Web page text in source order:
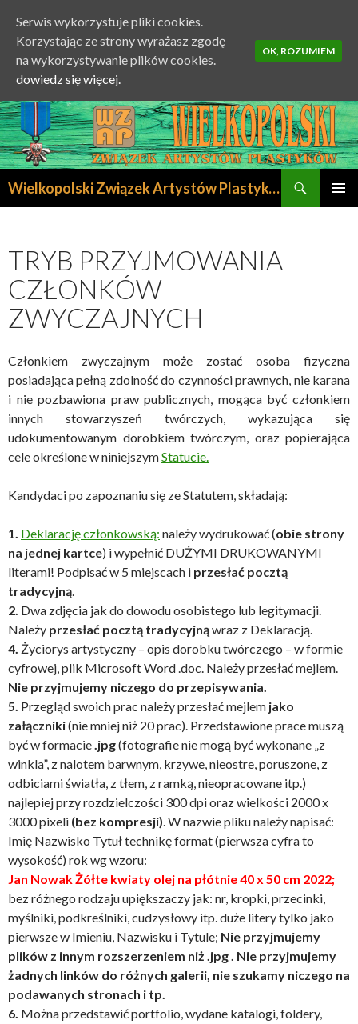
Wielkopolski Związek Artystów Plastyków
TRYB PRZYJMOWANIA
CZŁONKÓW
ZWYCZAJNYCH
Członkiem zwyczajnym może zostać osoba fizyczna
posiadająca pełną zdolność do czynności prawnych, nie karana
i nie pozbawiona praw publicznych, mogąca być członkiem
innych stowarzyszeń twórczych, wykazująca się
udokumentowanym dorobkiem twórczym, oraz popierająca
cele określone w niniejszymStatucie.
Kandydaci po zapoznaniu się ze Statutem, składają:
1. Deklarację członkowską: należy wydrukować (obie strony
na jednej kartce) i wypełnić DUŻYMI DRUKOWANYMI
literami! Podpisać w 5 miejscach i przesłać pocztą
tradycyjną.
2. Dwa zdjęcia jak do dowodu osobistego lub legitymacji.
Należy przesłać pocztą tradycyjnąwraz z Deklaracją.
4. Życiorys artystyczny – opis dorobku twórczego – w formie
cyfrowej, plik Microsoft Word .doc. Należy przesłać mejlem.
Nie przyjmujemy niczego do przepisywania.
5. Przegląd swoich prac należy przesłać mejlem jako
załączniki(nie mniej niż 20 prac). Przedstawione prace muszą
być w formacie.jpg(fotografie nie mogą być wykonane „z
winkla”, z nalotem barwnym, krzywe, nieostre, poruszone, z
odbiciami światła, z tłem, z ramką, nieopracowane itp.)
najlepiej przy rozdzielczości 300 dpi oraz wielkości 2000 x
3000 pixeli (bez kompresji). W nazwie pliku należy napisać:
Imię Nazwisko Tytuł technikę format (pierwsza cyfra to
wysokość) rok wg wzoru:
Jan Nowak Żółte kwiaty olej na płótnie 40 x 50 cm 2022;
bez różnego rodzaju upiększaczy jak: nr, kropki, przecinki,
myślniki, podkreślniki, cudzysłowy itp. duże litery tylko jako
pierwsze w Imieniu, Nazwisku i Tytule; Nie przyjmujemy
plików z innym rozszerzeniem niż .jpg . Nie przyjmujemy
żadnych linków do różnych galerii, nie szukamy niczego na
podawanych stronach i tp.
6. Można przedstawić portfolio, wydane katalogi, foldery,
Serwis wykorzystuje pliki cookies.
Korzystając ze strony wyrażasz zgodę
na wykorzystywanie plików cookies.
dowiedz się więcej.
OK, ROZUMIEM